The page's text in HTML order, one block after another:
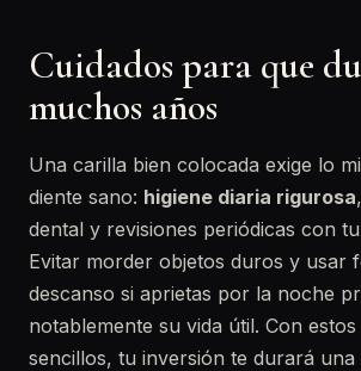
Cuidados para que
muchos años
Una carilla bien colocada exige lo
diente sano: higiene diaria rigurosa
dental y revisiones periódicas con
Evitar morder objetos duros y usar
descanso si aprietas por la noche
notablemente su vida útil. Con
sencillos, tu inversión te durará una